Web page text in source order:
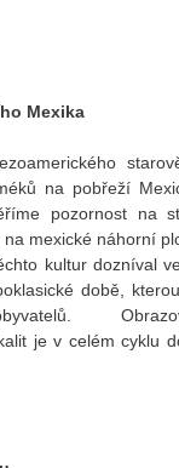
Mexika
na pobřeží
pozornost na
mexické náhorní
kultur dozníval
době,
je v celém cyklu